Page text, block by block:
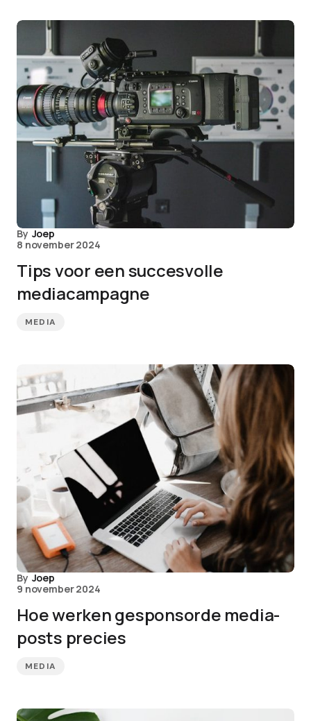
By Joep
8 november 2024
Tips voor een succesvolle
mediacampagne
MEDIA
By Joep
9 november 2024
Hoe werken gesponsorde media-
posts precies
MEDIA